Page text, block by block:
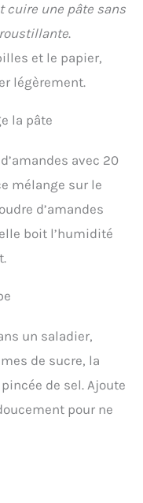
cuire une pâte sans
.
et le papier,
légèrement.
la pâte
avec 20
mélange sur le
d’amandes
boit l’humidité
un saladier,
de sucre, la
de sel. Ajoute
pour ne